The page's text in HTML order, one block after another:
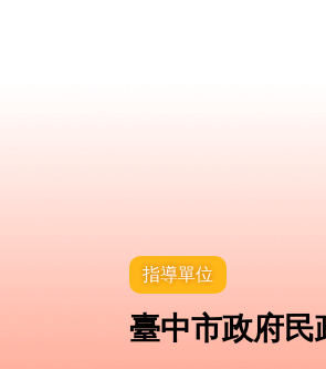
指導單位
臺中市政府民